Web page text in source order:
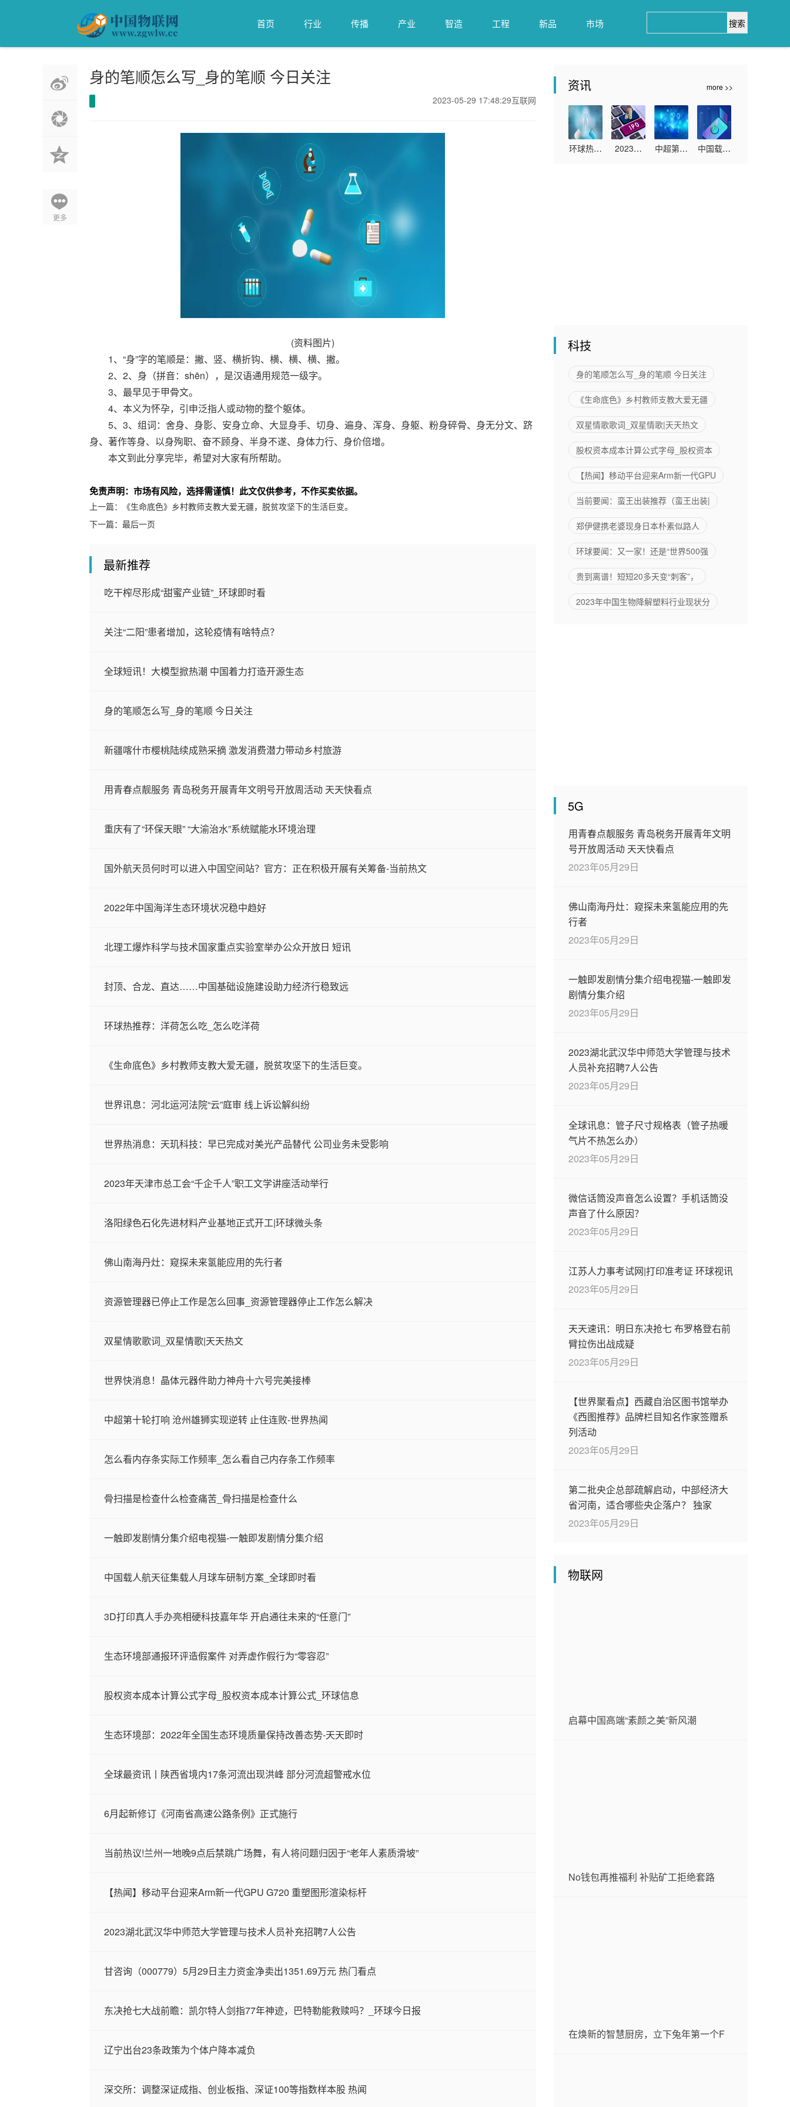
搜索
首页 行业 传播 产业 智造 工程 新品 市场
更多
身的笔顺怎么写_身的笔顺 今日关注
互联网
2023-05-29 17:48:29
(资料图片)
1、“身”字的笔顺是：撇、竖、横折钩、横、横、横、撇。
2、2、身（拼音：shēn），是汉语通用规范一级字。
3、最早见于甲骨文。
4、本义为怀孕，引申泛指人或动物的整个躯体。
5、3、组词：舍身、身影、安身立命、大显身手、切身、遍身、浑身、身躯、粉身碎骨、身无分文、跻
身、著作等身、以身殉职、奋不顾身、半身不遂、身体力行、身价倍增。
本文到此分享完毕，希望对大家有所帮助。
免责声明：市场有风险，选择需谨慎！此文仅供参考，不作买卖依据。
上一篇：
《生命底色》乡村教师支教大爱无疆，脱贫攻坚下的生活巨变。
下一篇： 最后一页
最新推荐
吃干榨尽形成“甜蜜产业链”_环球即时看
关注“二阳”患者增加，这轮疫情有啥特点？
全球短讯！大模型掀热潮 中国着力打造开源生态
身的笔顺怎么写_身的笔顺 今日关注
新疆喀什市樱桃陆续成熟采摘 激发消费潜力带动乡村旅游
用青春点靓服务 青岛税务开展青年文明号开放周活动 天天快看点
重庆有了“环保天眼” “大渝治水”系统赋能水环境治理
国外航天员何时可以进入中国空间站？官方：正在积极开展有关筹备-当前热文
2022年中国海洋生态环境状况稳中趋好
北理工爆炸科学与技术国家重点实验室举办公众开放日 短讯
封顶、合龙、直达……中国基础设施建设助力经济行稳致远
环球热推荐：洋荷怎么吃_怎么吃洋荷
《生命底色》乡村教师支教大爱无疆，脱贫攻坚下的生活巨变。
世界讯息：河北运河法院“云”庭审 线上诉讼解纠纷
世界热消息：天玑科技：早已完成对美光产品替代 公司业务未受影响
2023年天津市总工会“千企千人”职工文学讲座活动举行
洛阳绿色石化先进材料产业基地正式开工|环球微头条
佛山南海丹灶：窥探未来氢能应用的先行者
资源管理器已停止工作是怎么回事_资源管理器停止工作怎么解决
双星情歌歌词_双星情歌|天天热文
世界快消息！晶体元器件助力神舟十六号完美接棒
中超第十轮打响 沧州雄狮实现逆转 止住连败-世界热闻
怎么看内存条实际工作频率_怎么看自己内存条工作频率
骨扫描是检查什么检查痛苦_骨扫描是检查什么
一触即发剧情分集介绍电视猫-一触即发剧情分集介绍
中国载人航天征集载人月球车研制方案_全球即时看
3D打印真人手办亮相硬科技嘉年华 开启通往未来的“任意门”
生态环境部通报环评造假案件 对弄虚作假行为“零容忍”
股权资本成本计算公式字母_股权资本成本计算公式_环球信息
生态环境部：2022年全国生态环境质量保持改善态势-天天即时
全球最资讯丨陕西省境内17条河流出现洪峰 部分河流超警戒水位
6月起新修订《河南省高速公路条例》正式施行
当前热议!兰州一地晚9点后禁跳广场舞，有人将问题归因于“老年人素质滑坡”
【热闻】移动平台迎来Arm新一代GPU G720 重塑图形渲染标杆
2023湖北武汉华中师范大学管理与技术人员补充招聘7人公告
甘咨询（000779）5月29日主力资金净卖出1351.69万元 热门看点
东决抢七大战前瞻：凯尔特人剑指77年神迹，巴特勒能救赎吗？_环球今日报
辽宁出台23条政策为个体户降本减负
深交所：调整深证成指、创业板指、深证100等指数样本股 热闻
资讯 more >>
环球热推
2023年
中超第十
中国载人
科技
身的笔顺怎么写_身的笔顺 今日关注
《生命底色》乡村教师支教大爱无疆
双星情歌歌词_双星情歌|天天热文
股权资本成本计算公式字母_股权资本
【热闻】移动平台迎来Arm新一代GPU
当前要闻：蛮王出装推荐（蛮王出装|
郑伊健携老婆现身日本朴素似路人
环球要闻：又一家！还是“世界500强
贵到离谱！短短20多天变“刺客”，
2023年中国生物降解塑料行业现状分
5G
用青春点靓服务 青岛税务开展青年文明
号开放周活动 天天快看点
2023年05月29日
佛山南海丹灶：窥探未来氢能应用的先
行者
2023年05月29日
一触即发剧情分集介绍电视猫-一触即发
剧情分集介绍
2023年05月29日
2023湖北武汉华中师范大学管理与技术
人员补充招聘7人公告
2023年05月29日
全球讯息：管子尺寸规格表（管子热暖
气片不热怎么办）
2023年05月29日
微信话筒没声音怎么设置？手机话筒没
声音了什么原因？
2023年05月29日
江苏人力事考试网|打印准考证 环球视讯
2023年05月29日
天天速讯：明日东决抢七 布罗格登右前
臂拉伤出战成疑
2023年05月29日
【世界聚看点】西藏自治区图书馆举办
《西图推荐》品牌栏目知名作家签赠系
列活动
2023年05月29日
第二批央企总部疏解启动，中部经济大
省河南，适合哪些央企落户？ 独家
2023年05月29日
物联网
启幕中国高端“素颜之美”新风潮
No钱包再推福利 补贴矿工拒绝套路
在焕新的智慧厨房，立下兔年第一个F